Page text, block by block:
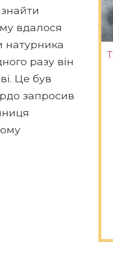
вдалося
натурника
разу він
Це був
запросив